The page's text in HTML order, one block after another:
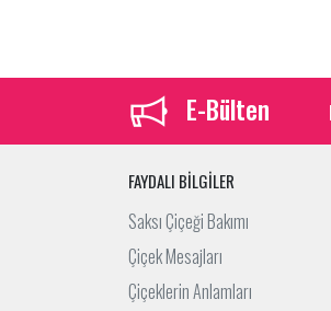
E-Bülten
FAYDALI BİLGİLER
Saksı Çiçeği Bakımı
Çiçek Mesajları
Çiçeklerin Anlamları